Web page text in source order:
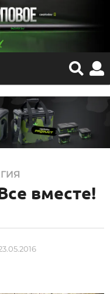
вместе!